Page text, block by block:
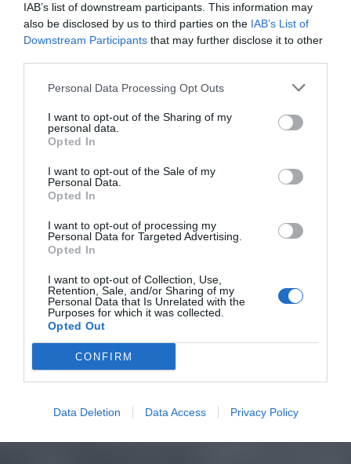
IAB’s list of downstream participants. This information may
also be disclosed by us to third parties on the IAB’s List of
Downstream Participants that may further disclose it to other
Personal Data Processing Opt Outs
I want to opt-out of the Sharing of my
personal data.
Opted In
I want to opt-out of the Sale of my
Personal Data.
Opted In
I want to opt-out of processing my
Personal Data for Targeted Advertising.
Opted In
I want to opt-out of Collection, Use,
Retention, Sale, and/or Sharing of my
Personal Data that Is Unrelated with the
Purposes for which it was collected.
Opted Out
CONFIRM
Data Deletion Data Access Privacy Policy